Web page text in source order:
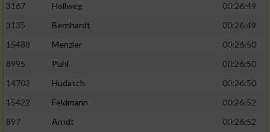
3167
Hollweg
00:26:49
3135
Bernhardt
00:26:49
15488
Menzler
00:26:50
8995
Puhl
00:26:50
14702
Hudasch
00:26:50
15422
Feldmann
00:26:52
897
Arndt
00:26:52